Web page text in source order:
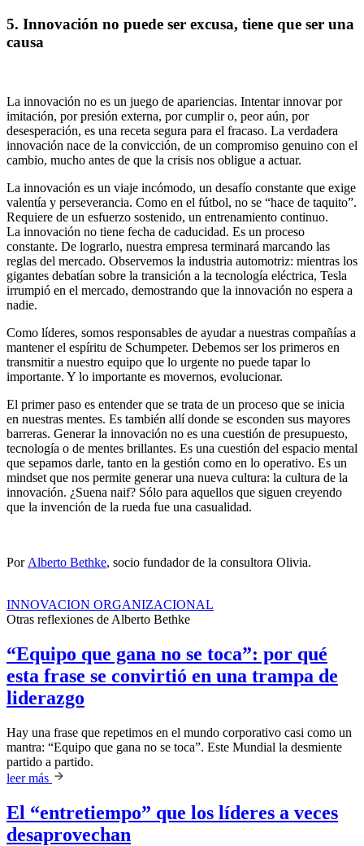
5. Innovación no puede ser excusa, tiene que ser una
causa
La innovación no es un juego de apariencias. Intentar innovar por
imitación, por presión externa, por cumplir o, peor aún, por
desesperación, es una receta segura para el fracaso. La verdadera
innovación nace de la convicción, de un compromiso genuino con el
cambio, mucho antes de que la crisis nos obligue a actuar.
La innovación es un viaje incómodo, un desafío constante que exige
valentía y perseverancia. Como en el fútbol, no se “hace de taquito”.
Requiere de un esfuerzo sostenido, un entrenamiento continuo.
La innovación no tiene fecha de caducidad. Es un proceso
constante. De lograrlo, nuestra empresa terminará marcando las
reglas del mercado. Observemos la industria automotriz: mientras los
gigantes debatían sobre la transición a la tecnología eléctrica, Tesla
irrumpió en el mercado, demostrando que la innovación no espera a
nadie.
Como líderes, somos responsables de ayudar a nuestras compañías a
mantener el espíritu de Schumpeter. Debemos ser los primeros en
transmitir a nuestro equipo que lo urgente no puede tapar lo
importante. Y lo importante es movernos, evolucionar.
El primer paso es entender que se trata de un proceso que se inicia
en nuestras mentes. Es también allí donde se esconden sus mayores
barreras. Generar la innovación no es una cuestión de presupuesto,
tecnología o de mentes brillantes. Es una cuestión del espacio mental
que sepamos darle, tanto en la gestión como en lo operativo. Es un
mindset que nos permite generar una nueva cultura: la cultura de la
innovación. ¿Suena naif? Sólo para aquellos que siguen creyendo
que la invención de la rueda fue una casualidad.
Por Alberto Bethke, socio fundador de la consultora Olivia.
INNOVACION ORGANIZACIONAL
Otras reflexiones de Alberto Bethke
“Equipo que gana no se toca”: por qué
esta frase se convirtió en una trampa de
liderazgo
Hay una frase que repetimos en el mundo corporativo casi como un
mantra: “Equipo que gana no se toca”. Este Mundial la desmiente
partido a partido.
leer más
El “entretiempo” que los líderes a veces
desaprovechan